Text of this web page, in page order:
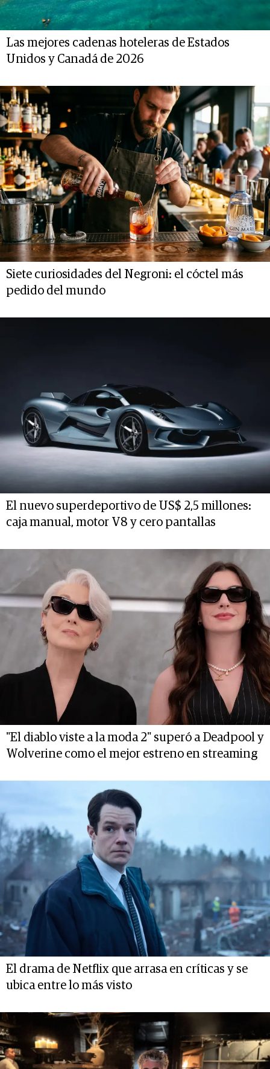
Las mejores cadenas hoteleras de Estados
Unidos y Canadá de 2026
Siete curiosidades del Negroni: el cóctel más
pedido del mundo
El nuevo superdeportivo de US$ 2,5 millones:
caja manual, motor V8 y cero pantallas
"El diablo viste a la moda 2" superó a Deadpool y
Wolverine como el mejor estreno en streaming
El drama de Netflix que arrasa en críticas y se
ubica entre lo más visto